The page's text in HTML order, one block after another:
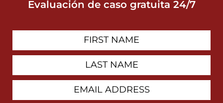
Evaluación de caso gratuita 24/7